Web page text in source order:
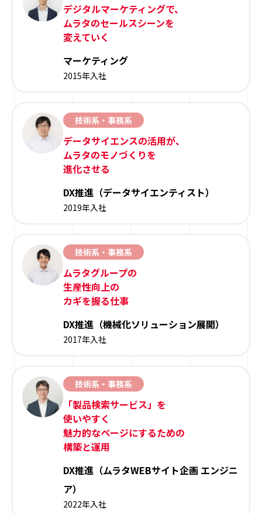
デジタルマーケティングで、
ムラタのセールスシーンを
変えていく
マーケティング
2015年入社
技術系・事務系
データサイエンスの活用が、
ムラタのモノづくりを
進化させる
DX推進（データサイエンティスト）
2019年入社
技術系・事務系
ムラタグループの
生産性向上の
カギを握る仕事
DX推進（機械化ソリューション展開）
2017年入社
技術系・事務系
「製品検索サービス」を
使いやすく
魅力的なページにするための
構築と運用
DX推進（ムラタWEBサイト企画 エンジニ
ア）
2022年入社